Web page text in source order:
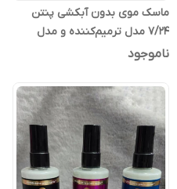
ماسک موی بدون آبکشی پنتن
7/24 مدل ترمیم‌کننده و مدل
ناموجود